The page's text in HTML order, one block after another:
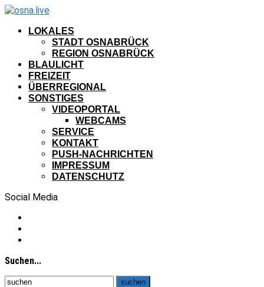
LOKALES
STADT OSNABRÜCK
REGION OSNABRÜCK
BLAULICHT
FREIZEIT
ÜBERREGIONAL
SONSTIGES
VIDEOPORTAL
WEBCAMS
SERVICE
KONTAKT
PUSH-NACHRICHTEN
IMPRESSUM
DATENSCHUTZ
Social Media
Suchen...